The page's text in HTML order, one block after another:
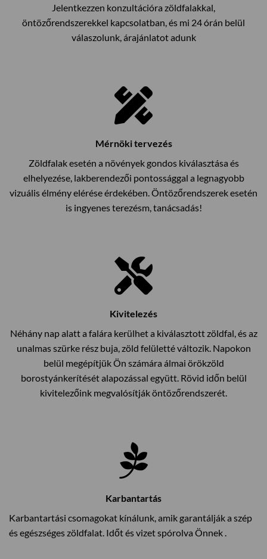
Jelentkezzen konzultációra zöldfalakkal,
öntözőrendszerekkel kapcsolatban, és mi 24 órán belül
válaszolunk, árajánlatot adunk
Mérnöki tervezés
Zöldfalak esetén a növények gondos kiválasztása és
elhelyezése, lakberendezői pontossággal a legnagyobb
vizuális élmény elérése érdekében. Öntözőrendszerek esetén
is ingyenes terezésm, tanácsadás!
Kivitelezés
Néhány nap alatt a falára kerülhet a kiválasztott zöldfal, és az
unalmas szürke rész buja, zöld felületté változik. Napokon
belül megépítjük Ön számára álmai örökzöld
borostyánkerítését alapozással együtt. Rövid időn belül
kivitelezőink megvalósítják öntözőrendszerét.
Karbantartás
Karbantartási csomagokat kínálunk, amik garantálják a szép
és egészséges zöldfalat. Időt és vizet spórolva Önnek .